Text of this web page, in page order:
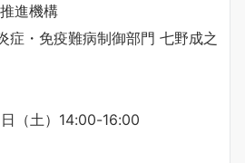
進機構
症・免疫難病制御部門 七野成之
（土）14:00-16:00